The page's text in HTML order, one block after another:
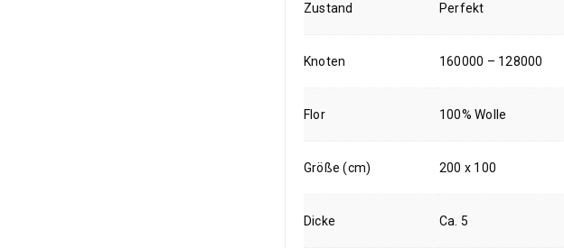
Zustand Perfekt
Knoten 160000 – 128000
Flor 100% Wolle
Größe (cm) 200 x 100
Dicke Ca. 5